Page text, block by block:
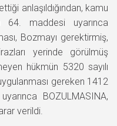
anlaşıldığından, kamu
64. maddesi uyarınca
Bozmayı gerektirmiş,
yerinde görülmüş
hükmün 5320 sayılı
gereken 1412
BOZULMASINA,
verildi.